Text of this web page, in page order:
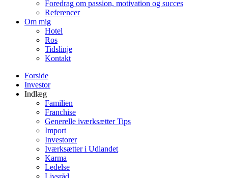
Foredrag om passion, motivation og succes
Referencer
Om mig
Hotel
Ros
Tidslinje
Kontakt
Forside
Investor
Indlæg
Familien
Franchise
Generelle iværksætter Tips
Import
Investorer
Iværksætter i Udlandet
Karma
Ledelse
Livsråd